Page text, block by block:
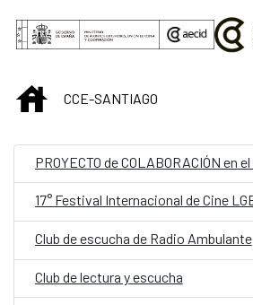
Saltar al contenido principal
INICIOCCE-SANTIAGO
Club de escucha de Radio Ambulante
Club de lectura y escucha